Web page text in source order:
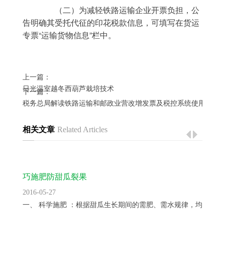
告明确其受托代征的印花税款信息，可填写在货运
专票“运输货物信息”栏中。
上一篇：
日光温室越冬西葫芦栽培技术
下一篇：
税务总局解读铁路运输和邮政业营改增发票及税控系统使用的公
相关文章 Related Articles
巧施肥防甜瓜裂果
2016-05-27
一、 科学施肥 ：根据甜瓜生长期间的需肥、需水规律，均衡供...